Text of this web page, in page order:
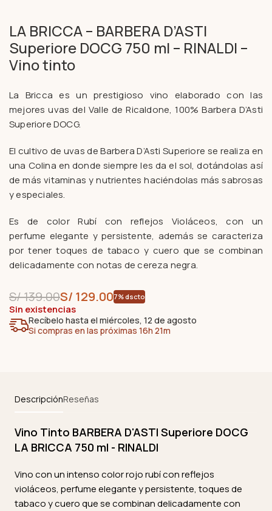
LA BRICCA – BARBERA D’ASTI
Superiore DOCG 750 ml – RINALDI –
Vino tinto
La Bricca es un prestigioso vino elaborado con las
mejores uvas del Valle de Ricaldone, 100% Barbera D’Asti
Superiore DOCG.
El cultivo de uvas de Barbera D’Asti Superiore se realiza en
una Colina en donde siempre les da el sol, dotándolas así
de más vitaminas y nutrientes haciéndolas más sabrosas
y especiales.
Es de color Rubí con reflejos Violáceos, con un
perfume elegante y persistente, ademásse caracteriza
por tener toques de tabaco y cuero que se combinan
delicadamente con notas de cereza negra.
S/139.00S/ 129.007% dscto
Sin existencias
Recíbelo hasta el miércoles, 12 de agosto
Si compras en las próximas 16h 21m
DescripciónReseñas
Vino Tinto BARBERA D'ASTI Superiore DOCG
LA BRICCA 750 ml - RINALDI
Vino con un intenso color rojo rubí con reflejos
violáceos, perfume elegante y persistente, toques de
tabaco y cuero que se combinan delicadamente con